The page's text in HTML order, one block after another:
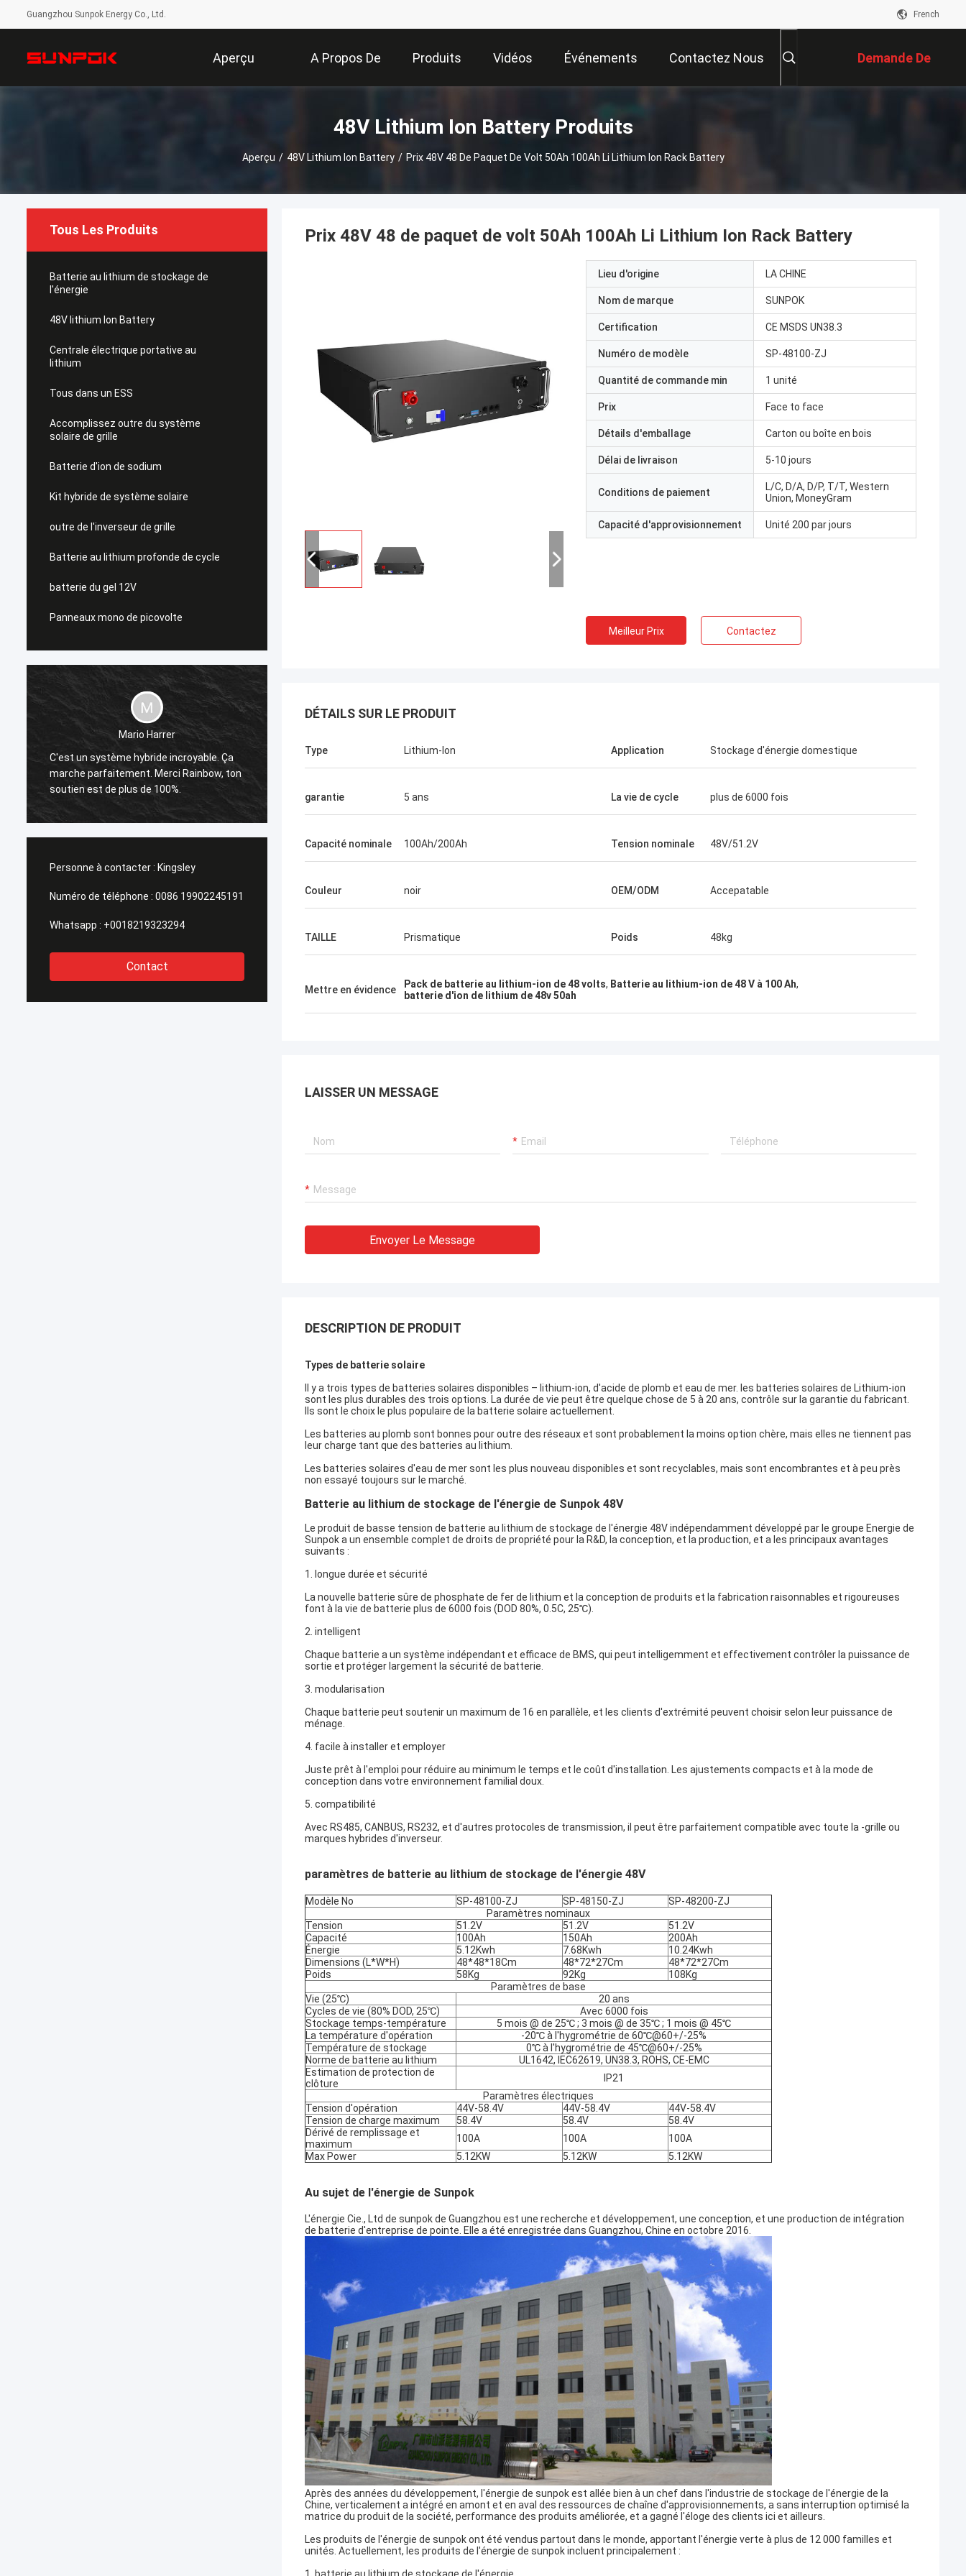
Guangzhou Sunpok Energy Co., Ltd. French
Aperçu A Propos De
Nous
Produits Vidéos Événements Contactez Nous Demande De
Soumission
48V Lithium Ion Battery Produits
Aperçu / 48V Lithium Ion Battery / Prix 48V 48 De Paquet De Volt 50Ah 100Ah Li Lithium Ion Rack Battery
Tous Les Produits
Batterie au lithium de stockage de
l'énergie
48V lithium Ion Battery
Centrale électrique portative au
lithium
Tous dans un ESS
Accomplissez outre du système
solaire de grille
Batterie d'ion de sodium
Kit hybride de système solaire
outre de l'inverseur de grille
Batterie au lithium profonde de cycle
batterie du gel 12V
Panneaux mono de picovolte
Mario Harrer
C'est un système hybride incroyable. Ça
marche parfaitement. Merci Rainbow, ton
soutien est de plus de 100%.
Sunpok est le meilleur spécialiste du
marketing que j'ai jamais rencontré, très
assistance à tout moment.
très utile et de soutien. mon premier choix
James Lambright est décédé.
Personne à contacter : Kingsley
Numéro de téléphone : 0086 19902245191
Whatsapp : +0018219323294
Contact
Prix 48V 48 de paquet de volt 50Ah 100Ah Li Lithium Ion Rack Battery
Lieu d'origine LA CHINE
Nom de marque SUNPOK
Certification CE MSDS UN38.3
Numéro de modèle SP-48100-ZJ
Quantité de commande min 1 unité
Prix Face to face
Détails d'emballage Carton ou boîte en bois
Délai de livraison 5-10 jours
Conditions de paiement
L/C, D/A, D/P, T/T, Western
Union, MoneyGram
Capacité d'approvisionnement Unité 200 par jours
Meilleur Prix Contactez
DÉTAILS SUR LE PRODUIT
Type Lithium-Ion Application Stockage d'énergie domestique
garantie 5 ans La vie de cycle plus de 6000 fois
Capacité nominale 100Ah/200Ah Tension nominale 48V/51.2V
Couleur noir OEM/ODM Accepatable
TAILLE Prismatique Poids 48kg
Mettre en évidence Pack de batterie au lithium-ion de 48 volts, Batterie au lithium-ion de 48 V à 100 Ah,
batterie d'ion de lithium de 48v 50ah
LAISSER UN MESSAGE
Envoyer Le Message
DESCRIPTION DE PRODUIT
Types de batterie solaire
Il y a trois types de batteries solaires disponibles – lithium-ion, d'acide de plomb et eau de mer. les batteries solaires de Lithium-ion
sont les plus durables des trois options. La durée de vie peut être quelque chose de 5 à 20 ans, contrôle sur la garantie du fabricant.
Ils sont le choix le plus populaire de la batterie solaire actuellement.
Les batteries au plomb sont bonnes pour outre des réseaux et sont probablement la moins option chère, mais elles ne tiennent pas
leur charge tant que des batteries au lithium.
Les batteries solaires d'eau de mer sont les plus nouveau disponibles et sont recyclables, mais sont encombrantes et à peu près
non essayé toujours sur le marché.
Batterie au lithium de stockage de l'énergie de Sunpok 48V
Le produit de basse tension de batterie au lithium de stockage de l'énergie 48V indépendamment développé par le groupe Energie de
Sunpok a un ensemble complet de droits de propriété pour la R&D, la conception, et la production, et a les principaux avantages
suivants :
1. longue durée et sécurité
La nouvelle batterie sûre de phosphate de fer de lithium et la conception de produits et la fabrication raisonnables et rigoureuses
font à la vie de batterie plus de 6000 fois (DOD 80%, 0.5C, 25℃).
2. intelligent
Chaque batterie a un système indépendant et efficace de BMS, qui peut intelligemment et effectivement contrôler la puissance de
sortie et protéger largement la sécurité de batterie.
3. modularisation
Chaque batterie peut soutenir un maximum de 16 en parallèle, et les clients d'extrémité peuvent choisir selon leur puissance de
ménage.
4. facile à installer et employer
Juste prêt à l'emploi pour réduire au minimum le temps et le coût d'installation. Les ajustements compacts et à la mode de
conception dans votre environnement familial doux.
5. compatibilité
Avec RS485, CANBUS, RS232, et d'autres protocoles de transmission, il peut être parfaitement compatible avec toute la -grille ou
marques hybrides d'inverseur.
paramètres de batterie au lithium de stockage de l'énergie 48V
Modèle No SP-48100-ZJ SP-48150-ZJ
SP-48200-ZJ
Paramètres nominaux
Tension
51.2V 51.2V
51.2V
Capacité
100Ah 150Ah
200Ah
Énergie
5.12Kwh 7.68Kwh
10.24Kwh
Dimensions (L*W*H)
48*48*18Cm 48*72*27Cm
48*72*27Cm
Poids
58Kg 92Kg
108Kg
Paramètres de base
Vie (25℃)
20 ans
Cycles de vie (80% DOD, 25℃)
Avec 6000 fois
Stockage temps-température
5 mois @ de 25℃ ; 3 mois @ de 35℃ ; 1 mois @ 45℃
La température d'opération
-20℃ à l'hygrométrie de 60℃@60+/-25%
Température de stockage
0℃ à l'hygrométrie de 45℃@60+/-25%
Norme de batterie au lithium
UL1642, IEC62619, UN38.3, ROHS, CE-EMC
Estimation de protection de
clôture
IP21
Paramètres électriques
Tension d'opération
44V-58.4V 44V-58.4V
44V-58.4V
Tension de charge maximum
58.4V 58.4V
58.4V
Dérivé de remplissage et
maximum
100A 100A
100A
Max Power
5.12KW 5.12KW 5.12KW
Au sujet de l'énergie de Sunpok
L'énergie Cie., Ltd de sunpok de Guangzhou est une recherche et développement, une conception, et une production de intégration
de batterie d'entreprise de pointe. Elle a été enregistrée dans Guangzhou, Chine en octobre 2016.
Après des années du développement, l'énergie de sunpok est allée bien à un chef dans l'industrie de stockage de l'énergie de la
Chine, verticalement a intégré en amont et en aval des ressources de chaîne d'approvisionnements, a sans interruption optimisé la
matrice du produit de la société, performance des produits améliorée, et a gagné l'éloge des clients ici et ailleurs.
Les produits de l'énergie de sunpok ont été vendus partout dans le monde, apportant l'énergie verte à plus de 12 000 familles et
unités. Actuellement, les produits de l'énergie de sunpok incluent principalement :